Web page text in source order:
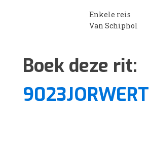
Enkele reis
Van Schiphol
Boek deze rit:
9023JORWERT